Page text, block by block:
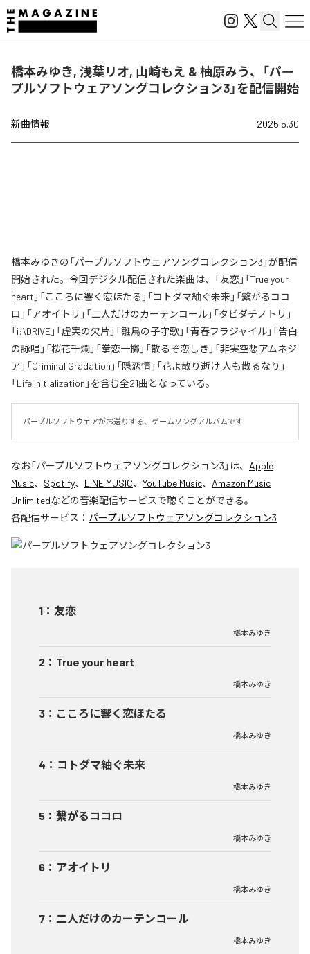
橋本みゆき, 浅葉リオ, 山崎もえ & 柚原みう、「パー
プルソフトウェアソングコレクション3」を配信開始
新曲情報 2025.5.30
橋本みゆきの「パープルソフトウェアソングコレクション3」が配信
開始された。今回デジタル配信された楽曲は、「友恋」「True your
heart」「こころに響く恋ほたる」「コトダマ紬ぐ未来」「繋がるココ
ロ」「アオイトリ」「二人だけのカーテンコール」「タビダチノトリ」
「i:\DRIVE」「虚実の欠片」「雛鳥の子守歌」「青春フラジャイル」「告白
の詠唱」「桜花千爛」「拳恋一擲」「散るぞ恋しき」「非実空想アムネジ
ア」「Criminal Gradation」「隠恋情」「花よ散り逝け 人も散るなり」
「Life Initialization」を含む全21曲となっている。
パープルソフトウェアがお送りする、ゲームソングアルバムです
なお「パープルソフトウェアソングコレクション3 」は、 Apple
Music、 Spotify、 LINE MUSIC、 YouTube Music、 Amazon Music
Unlimitedなどの音楽配信サービスで聴くことができる。
各配信サービス： パープルソフトウェアソングコレクション3
1 ： 友恋
橋本みゆき
2 ： True your heart
橋本みゆき
3 ： こころに響く恋ほたる
橋本みゆき
4 ： コトダマ紬ぐ未来
橋本みゆき
5 ： 繋がるココロ
橋本みゆき
6 ： アオイトリ
橋本みゆき
7 ： 二人だけのカーテンコール
橋本みゆき